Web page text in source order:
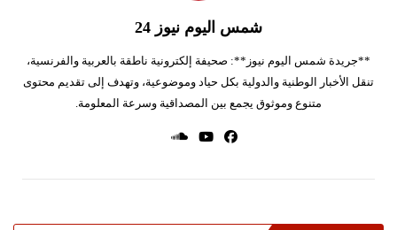
شمس اليوم نيوز 24
**جريدة شمس اليوم نيوز**: صحيفة إلكترونية ناطقة بالعربية والفرنسية،
تنقل الأخبار الوطنية والدولية بكل حياد وموضوعية، وتهدف إلى تقديم محتوى
متنوع وموثوق يجمع بين المصداقية وسرعة المعلومة.